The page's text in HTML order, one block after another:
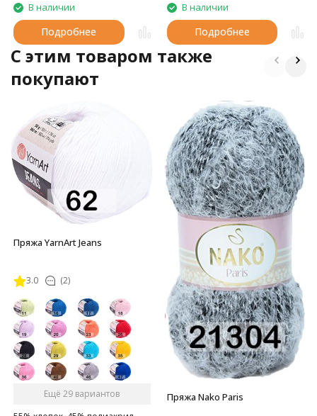
В наличии
Подробнее
В наличии
Подробнее
C этим товаром также
покупают
Пряжа YarnArt Jeans
3.0 (2)
Ещё 29 вариантов
Пряжа Nako Paris